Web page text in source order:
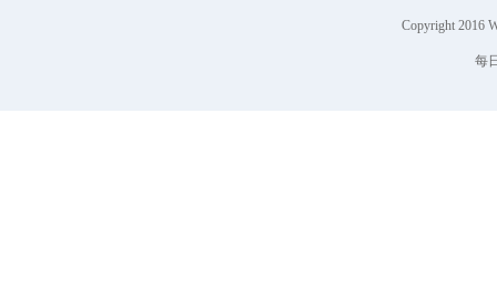
Copyright 2016
每